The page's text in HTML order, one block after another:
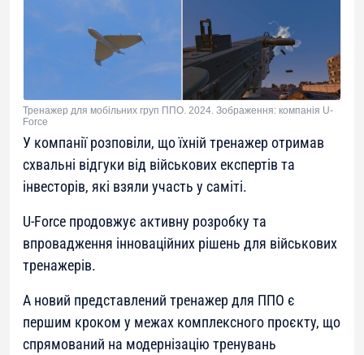
Тренажер для мобільних груп ППО. 2024. Зображення: компанія U-
Force
У компанії розповіли, що їхній тренажер отримав
схвальні відгуки від військових експертів та
інвесторів, які взяли участь у саміті.
U-Force продовжує активну розробку та
впровадження інноваційних рішень для військових
тренажерів.
А новий представлений тренажер для ППО є
першим кроком у межах комплексного проєкту, що
спрямований на модернізацію тренувань